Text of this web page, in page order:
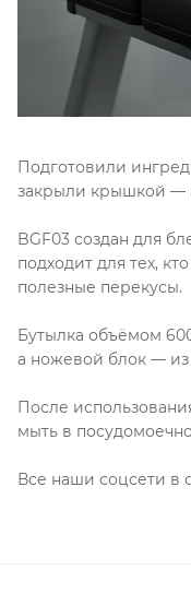
Подготовили
закрыли крышкой —
BGF03 создан для
подходит для тех,
полезные перекусы.
Бутылка объёмом
а ножевой блок —
После
мыть в
Все наши соцсети в